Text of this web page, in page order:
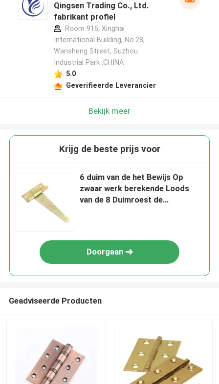
Qingsen Trading Co., Ltd.
fabrikant profiel
Room 916, Xinghai
International Building, No.28,
Wansheng Street, Suzhou
Industrial Park ,CHINA
5.0
Geverifieerde Leverancier
Bekijk meer
Krijg de beste prijs voor
6 duim van de het Bewijs Op
zwaar werk berekende Loods
van de 8 Duimroest de
Doorgaan
Geadviseerde Producten